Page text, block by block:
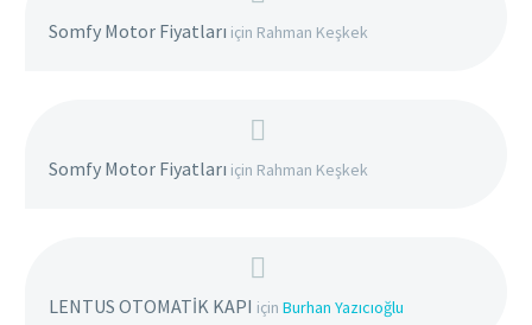
Somfy Motor Fiyatları için Rahman Keşkek
Somfy Motor Fiyatları için Rahman Keşkek
LENTUS OTOMATİK KAPI için Burhan Yazıcıoğlu